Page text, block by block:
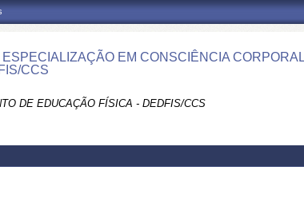
EM CONSCIÊNCIA
CCS
DE EDUCAÇÃO FÍSICA - DEDFIS/CCS